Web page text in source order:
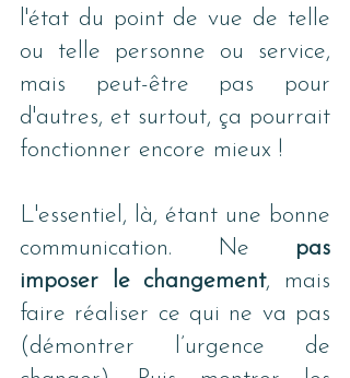
l'état du point de vue de telle
ou telle personne ou service,
mais peut-être pas pour
d'autres, et surtout, ça pourrait
fonctionner encore mieux !
L'essentiel, là, étant une bonne
communication. Ne pas
imposer le changement, mais
faire réaliser ce qui ne va pas
(démontrer l’urgence de